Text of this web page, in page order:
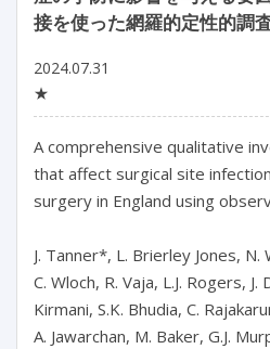
接を使った網羅的定性的調
2024.07.31
★
A comprehensive qualitative
that affect surgical site
surgery in England using
J. Tanner*, L. Brierley Jones,
C. Wloch, R. Vaja, L.J. Rogers,
Kirmani, S.K. Bhudia, C.
A. Jawarchan, M. Baker, G.J.